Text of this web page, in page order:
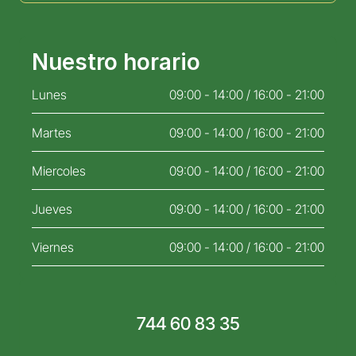
744 60 83 35
Nuestro horario
Viernes 09:00 - 14:00 / 16:00 - 21:00
Jueves 09:00 - 14:00 / 16:00 - 21:00
Miercoles 09:00 - 14:00 / 16:00 - 21:00
Martes 09:00 - 14:00 / 16:00 - 21:00
Lunes 09:00 - 14:00 / 16:00 - 21:00